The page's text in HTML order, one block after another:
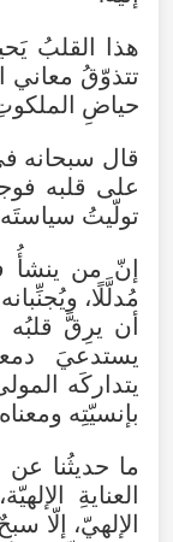
هذا القلبُ
تتذوّقُ معاني
حياضِ
قال سبحانه
على قلبه
تولّيتُ سياستَه
إنّ من ينشأُ
مُدلَّلًا، ويُجنِّبانه
أن يرِقَّ قلبُه
يستدعيَ
يتداركَه
بإنسيّتِه ومعناه
ما حديثُنا عن
العنايةِ
الإلهيّة،
الإلهيّ، إلّا